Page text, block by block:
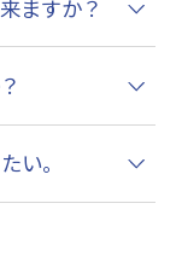
ますか？
い。